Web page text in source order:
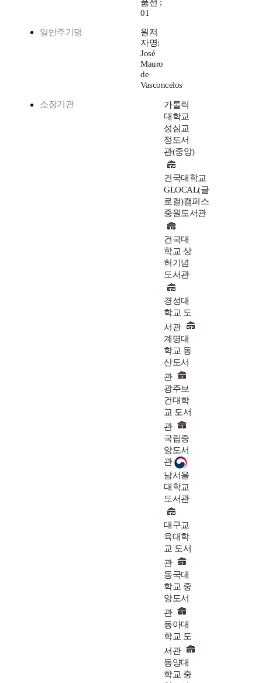
품선 ;
01
일반주기명
원저
자명:
José
Mauro
de
Vasconcelos
소장기관
가톨릭
대학교
성심교
정도서
관(중앙)
건국대학교
GLOCAL(글
로컬)캠퍼스
중원도서관
건국대
학교 상
허기념
도서관
경성대
학교 도
서관
계명대
학교 동
산도서
관
광주보
건대학
교 도서
관
국립중
앙도서
관
남서울
대학교
도서관
대구교
육대학
교 도서
관
동국대
학교 중
앙도서
관
동아대
학교 도
서관
동양대
학교 중